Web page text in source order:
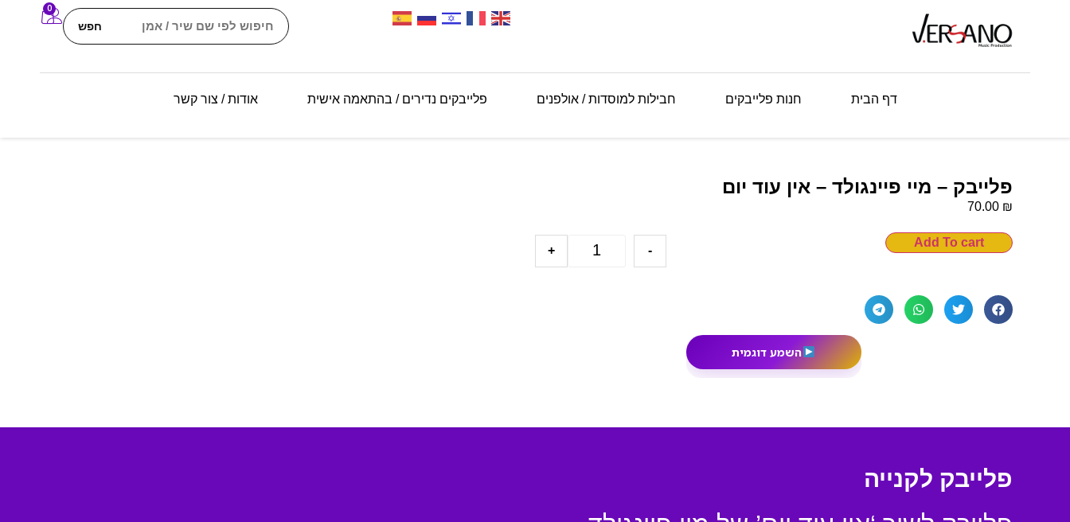
חפש
0
דף הבית חנות פלייבקים חבילות למוסדות / אולפנים פלייבקים נדירים / בהתאמה אישית אודות / צור קשר
פלייבק – מיי פיינגולד – אין עוד יום
70.00 ₪
-
+
Add To cart
השמע דוגמית
פלייבק לקנייה